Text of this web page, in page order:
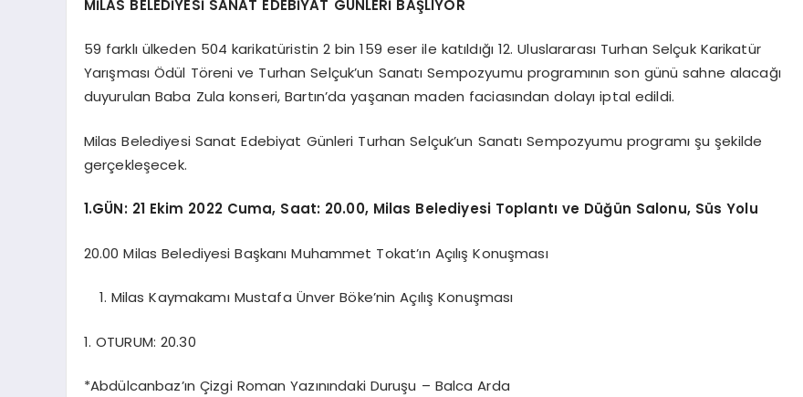
MİLAS BELEDİYESİ SANAT EDEBİYAT GÜNLERİ BAŞLIYOR
59 farklı ülkeden 504 karikatüristin 2 bin 159 eser ile katıldığı 12. Uluslararası Turhan Selçuk Karikatür
Yarışması Ödül Töreni ve Turhan Selçuk’un Sanatı Sempozyumu programının son günü sahne alacağı
duyurulan Baba Zula konseri, Bartın’da yaşanan maden faciasından dolayı iptal edildi.
Milas Belediyesi Sanat Edebiyat Günleri Turhan Selçuk’un Sanatı Sempozyumu programı şu şekilde
gerçekleşecek.
1.GÜN: 21 Ekim 2022 Cuma, Saat: 20.00, Milas Belediyesi Toplantı ve Düğün Salonu, Süs Yolu
20.00 Milas Belediyesi Başkanı Muhammet Tokat’ın Açılış Konuşması
Milas Kaymakamı Mustafa Ünver Böke’nin Açılış Konuşması
1. OTURUM: 20.30
*Abdülcanbaz’ın Çizgi Roman Yazınındaki Duruşu – Balca Arda